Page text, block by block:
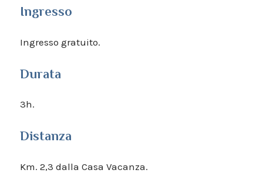
Ingresso
Ingresso gratuito.
Durata
3h.
Distanza
Km. 2,3 dalla Casa Vacanza.